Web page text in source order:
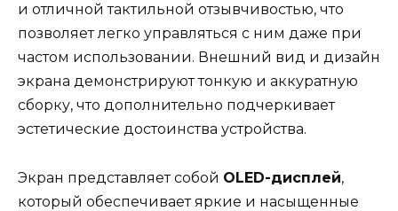
и отличной тактильной отзывчивостью, что
позволяет легко управляться с ним даже при
частом использовании. Внешний вид и дизайн
экрана демонстрируют тонкую и аккуратную
сборку, что дополнительно подчеркивает
эстетические достоинства устройства.
Экран представляет собой OLED-дисплей,
который обеспечивает яркие и насыщенные